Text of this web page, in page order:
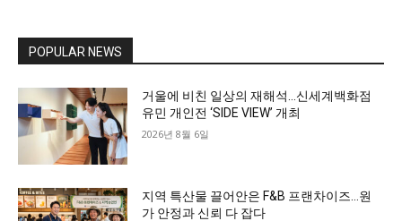
POPULAR NEWS
거울에 비친 일상의 재해석…신세계백화점
유민 개인전 ‘SIDE VIEW’ 개최
2026년 8월 6일
지역 특산물 끌어안은 F&B 프랜차이즈…원
가 안정과 신뢰 다 잡다